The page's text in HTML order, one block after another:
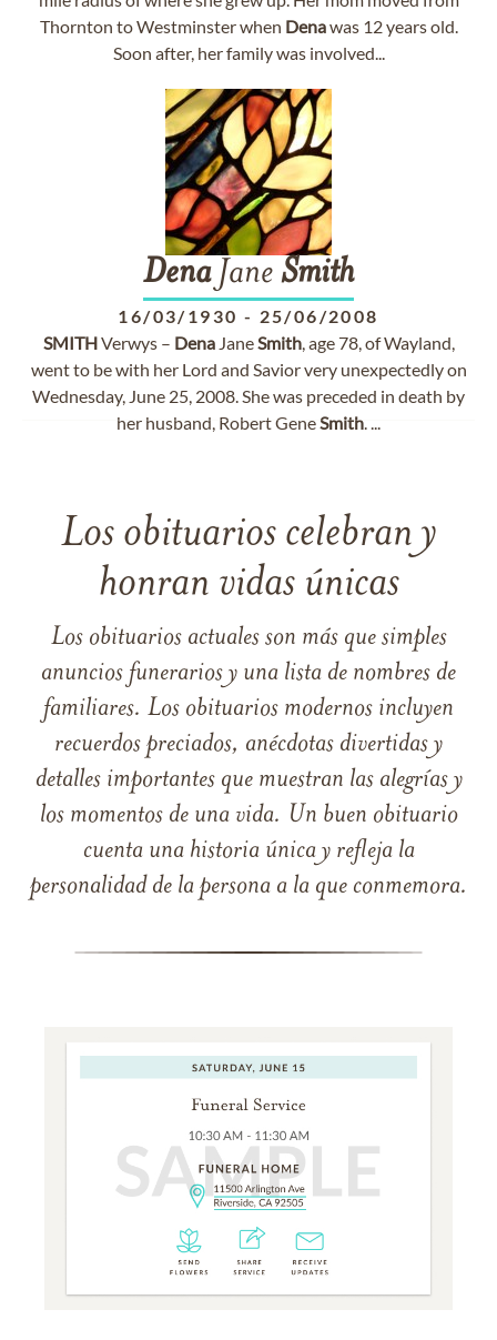
Thornton to Westminster when Denawas 12 years old.
Soon after, her family was involved...
DenaJane Smith
16/03/1930 - 25/06/2008
SMITHVerwys – DenaJaneSmith, age 78, of Wayland,
went to be with her Lord and Savior very unexpectedly on
Wednesday, June 25, 2008. She was preceded in death by
her husband, Robert GeneSmith. ...
Los obituarios celebran y
honran vidas únicas
Los obituarios actuales son más que simples
anuncios funerarios y una lista de nombres de
familiares. Los obituarios modernos incluyen
recuerdos preciados, anécdotas divertidas y
detalles importantes que muestran las alegrías y
los momentos de una vida. Un buen obituario
cuenta una historia única y refleja la
personalidad de la persona a la que conmemora.